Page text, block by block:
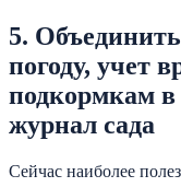
5.
погоду, учет
подкормкам
журнал сада
Сейчас наиболее